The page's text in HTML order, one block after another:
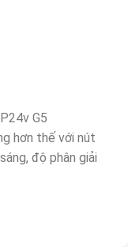
G5
hơn thế với nút
độ phân giải